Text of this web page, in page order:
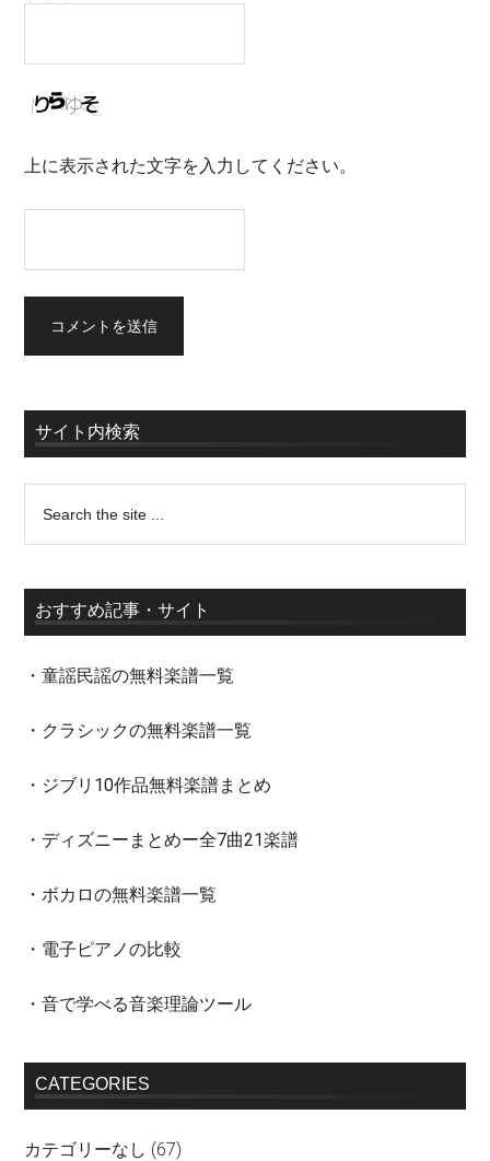
上に表示された文字を入力してください。
サイト内検索
おすすめ記事・サイト
・童謡民謡の無料楽譜一覧
・クラシックの無料楽譜一覧
・ジブリ10作品無料楽譜まとめ
・ディズニーまとめー全7曲21楽譜
・ボカロの無料楽譜一覧
・電子ピアノの比較
・音で学べる音楽理論ツール
CATEGORIES
カテゴリーなし (67)